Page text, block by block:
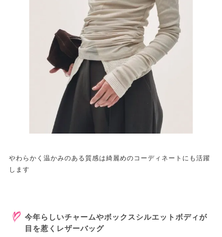
やわらかく温かみのある質感は綺麗めのコーディネートにも活躍
します
今年らしいチャームやボックスシルエットボディが
目を惹くレザーバッグ